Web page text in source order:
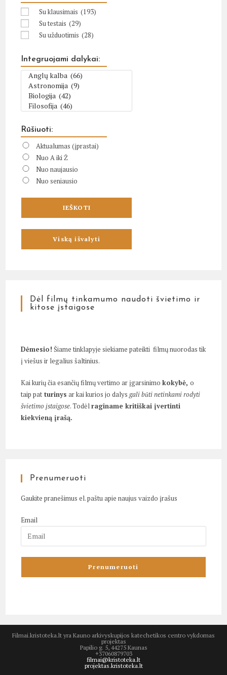
Su klausimais (193)
Su testais (29)
Su užduotimis (28)
Integruojami dalykai:
Rūšiuoti:
Aktualumas (įprastai)
Nuo A iki Ž
Nuo naujausio
Nuo seniausio
Dėl filmų tinkamumo naudoti švietimo ir
kitose įstaigose
Dėmesio! Šiame tinklapyje siekiame pateikti filmų nuorodas tik
į viešus ir legalius šaltinius.
Kai kurių čia esančių filmų vertimo ar įgarsinimokokybė,o
taip pat turinys ar kai kurios jo dalysgali būti netinkami rodyti
švietimo įstaigose. Todėlraginame kritiškai įvertinti
kiekvieną įrašą.
Prenumeruoti
Gaukite pranešimus el. paštu apie naujus vaizdo įrašus
Email
Filmai.kristoteka.lt yra Kauno arkivyskupijos katechetikos centro vykdomas
projektas
Papilio g. 5, 44275 Kaunas
+37060879703
filmai@kristoteka.lt
projektas.kristoteka.lt